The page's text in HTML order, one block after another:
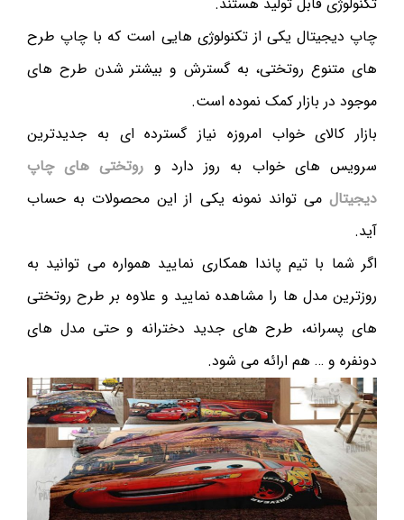
چاپ دیجیتال یکی از تکنولوژی هایی است که با چاپ طرح
های متنوع روتختی، به گسترش و بیشتر شدن طرح های
موجود در بازار کمک نموده است.
بازار کالای خواب امروزه نیاز گسترده ای به جدیدترین
سرویس های خواب به روز دارد و روتختی های چاپ
دیجیتال می تواند نمونه یکی از این محصولات به حساب
آید.
اگر شما با تیم پاندا همکاری نمایید همواره می توانید به
روزترین مدل ها را مشاهده نمایید و علاوه بر طرح روتختی
های پسرانه، طرح های جدید دخترانه و حتی مدل های
دونفره و … هم ارائه می شود.